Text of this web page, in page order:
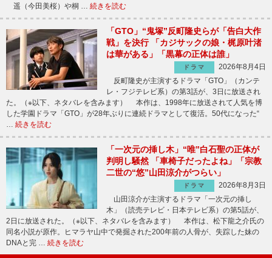
遥（今田美桜）や桐 … 続きを読む
「GTO」“鬼塚”反町隆史らが「告白大作
戦」を決行 「カジサックの娘・梶原叶渚
は華がある」「黒幕の正体は誰」
ドラマ
2026年8月4日
反町隆史が主演するドラマ「GTO」（カンテ
レ・フジテレビ系）の第3話が、3日に放送され
た。（※以下、ネタバレを含みます） 本作は、1998年に放送されて人気を博
した学園ドラマ「GTO」が28年ぶりに連続ドラマとして復活。50代になった“
続きを読む
「一次元の挿し木」“唯”白石聖の正体が
判明し騒然 「車椅子だったよね」「宗教
二世の“悠”山田涼介がつらい」
ドラマ
2026年8月3日
山田涼介が主演するドラマ「一次元の挿し
木」（読売テレビ・日本テレビ系）の第5話が、
2日に放送された。（※以下、ネタバレを含みます） 本作は、松下龍之介氏の
同名小説が原作。ヒマラヤ山中で発掘された200年前の人骨が、失踪した妹の
DNAと完 … 続きを読む